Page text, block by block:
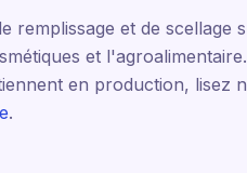
remplissage et de
et
en production, lisez
.